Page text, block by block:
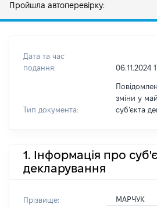
Пройшла автоперевірку:
Дата та час
подання:
06.11.2024
Тип документа:
зміни у
субʼєкта
1. Інформація про
декларування
Прізвище: МАРЧУК